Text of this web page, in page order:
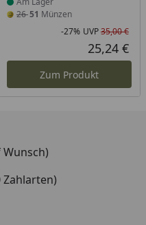
in ProzentPreis
Preis
2651 Münzen
-27% UVP35,00 €
25,24 €
Zum Produkt
Zahlarten)